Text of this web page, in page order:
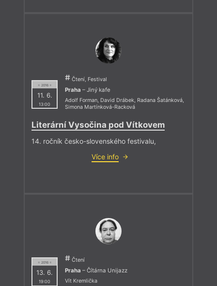
= 2016 =
11. 6.
13:00
Čtení, Festival
Praha – Jiný kafe
Adolf Forman, David Drábek, Radana Šatánková,
Simona Martínková-Racková
Literární Vysočina pod Vítkovem
14. ročník česko-slovenského festivalu,
Více info
= 2016 =
13. 6.
19:00
Čtení
Praha – Čítárna Unijazz
Vít Kremlička